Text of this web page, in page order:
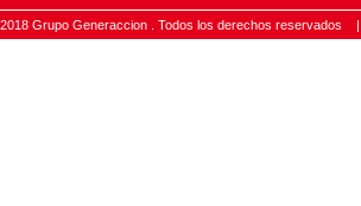
2018 Grupo Generaccion . Todos los derechos reservados |